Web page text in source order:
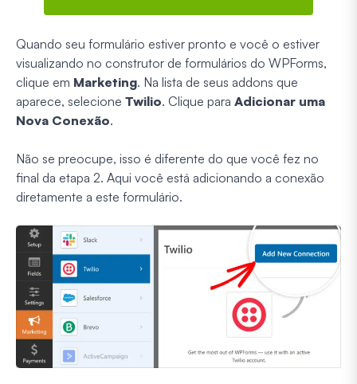
Quando seu formulário estiver pronto e você o estiver
visualizando no construtor de formulários do WPForms,
clique em Marketing. Na lista de seus addons que
aparece, selecione Twilio. Clique para Adicionar uma
Nova Conexão.
Não se preocupe, isso é diferente do que você fez no
final da etapa 2. Aqui você está adicionando a conexão
diretamente a este formulário.